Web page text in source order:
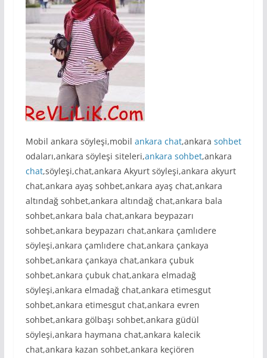
Mobil ankara söyleşi,mobil ankara chat,ankara sohbet
odaları,ankara söyleşi siteleri,ankara sohbet,ankara
chat,söyleşi,chat,ankara Akyurt söyleşi,ankara akyurt
chat,ankara ayaş sohbet,ankara ayaş chat,ankara
altındağ sohbet,ankara altındağ chat,ankara bala
sohbet,ankara bala chat,ankara beypazarı
sohbet,ankara beypazarı chat,ankara çamlıdere
söyleşi,ankara çamlıdere chat,ankara çankaya
sohbet,ankara çankaya chat,ankara çubuk
sohbet,ankara çubuk chat,ankara elmadağ
söyleşi,ankara elmadağ chat,ankara etimesgut
sohbet,ankara etimesgut chat,ankara evren
sohbet,ankara gölbaşı sohbet,ankara güdül
söyleşi,ankara haymana chat,ankara kalecik
chat,ankara kazan sohbet,ankara keçiören